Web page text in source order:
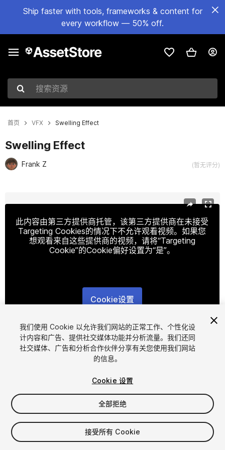
Ship faster with tools, frameworks & content for
every workflow — 50% off.
搜索资源
首页 VFX Swelling Effect
Swelling Effect
Frank Z (暂无评分)
此内容由第三方提供商托管，该第三方提供商在未接受
Targeting Cookies的情况下不允许观看视频。如果您
想观看来自这些提供商的视频，请将“Targeting
Cookie”的Cookie偏好设置为“是”。
Cookie设置
1/9
$15
增值税将在结算时计算
我们使用 Cookie 以允许我们网站的正常工作、个性化设
计内容和广告、提供社交媒体功能并分析流量。我们还同
社交媒体、广告和分析合作伙伴分享有关您使用我们网站
的信息。
Cookie 设置
全部拒绝
接受所有 Cookie